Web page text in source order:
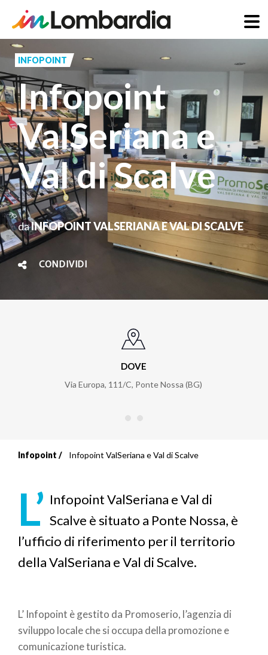
Salta
contenuto
principale
INFOPOINT
Infopoint
ValSeriana e
Val di Scalve
daINFOPOINT VALSERIANA E VAL DI SCALVE
CONDIVIDI
DOVE
Via Europa, 111/C, Ponte Nossa (BG)
Briciole
di
pane
Infopoint Infopoint ValSeriana e Val di Scalve
L’ Infopoint ValSeriana e Val di
Scalve è situato a Ponte Nossa, è
l’ufficio di riferimento per il territorio
della ValSeriana e Val di Scalve.
L’ Infopoint è gestito da Promoserio, l’agenzia di
sviluppo locale che si occupa della promozione e
comunicazione turistica.